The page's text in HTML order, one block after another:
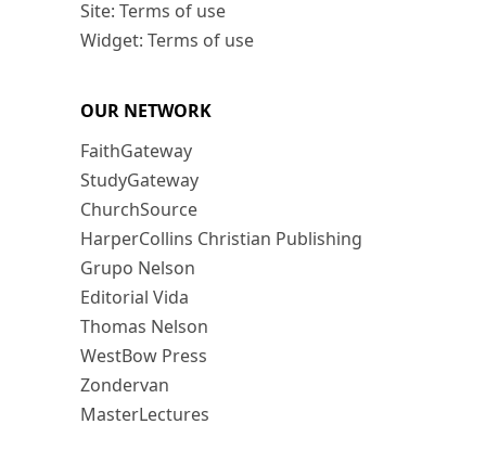
Site: Terms of use
Widget: Terms of use
OUR NETWORK
FaithGateway
StudyGateway
ChurchSource
HarperCollins Christian Publishing
Grupo Nelson
Editorial Vida
Thomas Nelson
WestBow Press
Zondervan
MasterLectures